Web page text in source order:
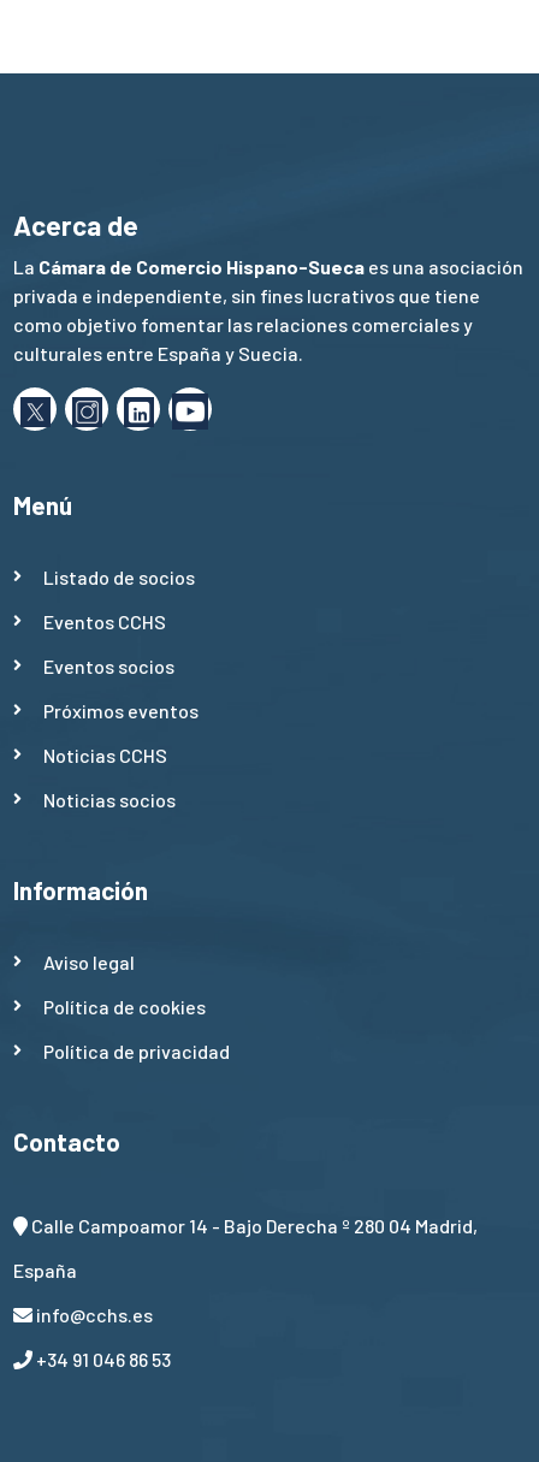
Acerca de
La Cámara de Comercio Hispano-Sueca es una asociación
privada e independiente, sin fines lucrativos que tiene
como objetivo fomentar las relaciones comerciales y
culturales entre España y Suecia.
Menú
Listado de socios
Eventos CCHS
Eventos socios
Próximos eventos
Noticias CCHS
Noticias socios
Información
Aviso legal
Política de cookies
Política de privacidad
Contacto
Calle Campoamor 14 - Bajo Derecha º 280 04 Madrid,
España
info@cchs.es
+34 91 046 86 53